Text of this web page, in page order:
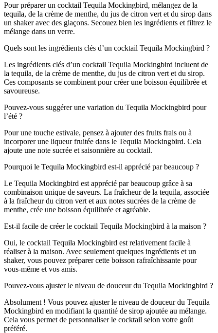
Pour préparer un cocktail Tequila Mockingbird, mélangez de la
tequila, de la crème de menthe, du jus de citron vert et du sirop dans
un shaker avec des glaçons. Secouez bien les ingrédients et filtrez le
mélange dans un verre.
Quels sont les ingrédients clés d’un cocktail Tequila Mockingbird ?
Les ingrédients clés d’un cocktail Tequila Mockingbird incluent de
la tequila, de la crème de menthe, du jus de citron vert et du sirop.
Ces composants se combinent pour créer une boisson équilibrée et
savoureuse.
Pouvez-vous suggérer une variation du Tequila Mockingbird pour
l’été ?
Pour une touche estivale, pensez à ajouter des fruits frais ou à
incorporer une liqueur fruitée dans le Tequila Mockingbird. Cela
ajoute une note sucrée et saisonnière au cocktail.
Pourquoi le Tequila Mockingbird est-il apprécié par beaucoup ?
Le Tequila Mockingbird est apprécié par beaucoup grâce à sa
combinaison unique de saveurs. La fraîcheur de la tequila, associée
à la fraîcheur du citron vert et aux notes sucrées de la crème de
menthe, crée une boisson équilibrée et agréable.
Est-il facile de créer le cocktail Tequila Mockingbird à la maison ?
Oui, le cocktail Tequila Mockingbird est relativement facile à
réaliser à la maison. Avec seulement quelques ingrédients et un
shaker, vous pouvez préparer cette boisson rafraîchissante pour
vous-même et vos amis.
Pouvez-vous ajuster le niveau de douceur du Tequila Mockingbird ?
Absolument ! Vous pouvez ajuster le niveau de douceur du Tequila
Mockingbird en modifiant la quantité de sirop ajoutée au mélange.
Cela vous permet de personnaliser le cocktail selon votre goût
préféré.